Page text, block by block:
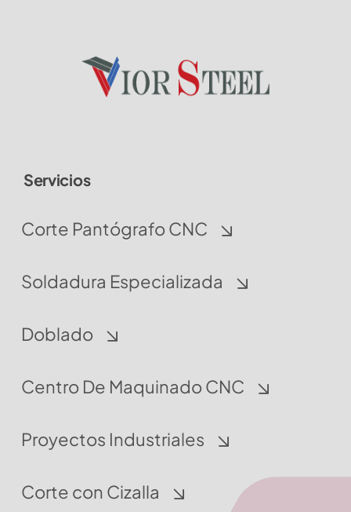
Servicios
Corte Pantógrafo CNC
Soldadura Especializada
Doblado
Centro De Maquinado CNC
Proyectos Industriales
Corte con Cizalla